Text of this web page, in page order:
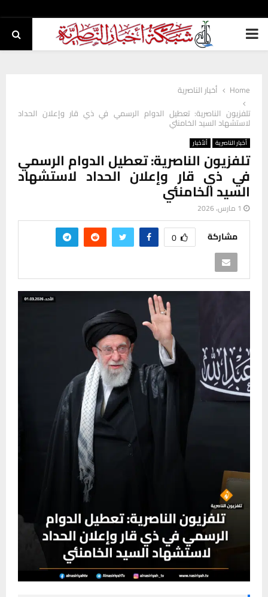
PRIMARY
Home
أخبار الناصرية
تلفزيون الناصرية: تعطيل الدوام الرسمي في ذي قار وإعلان الحداد
لاستشهاد السيد الخامنئي
أخبار الناصرية ألأخبار
تلفزيون الناصرية: تعطيل الدوام الرسمي
في ذي قار وإعلان الحداد لاستشهاد
السيد الخامنئي
1 مارس، 2026
مشاركة 0